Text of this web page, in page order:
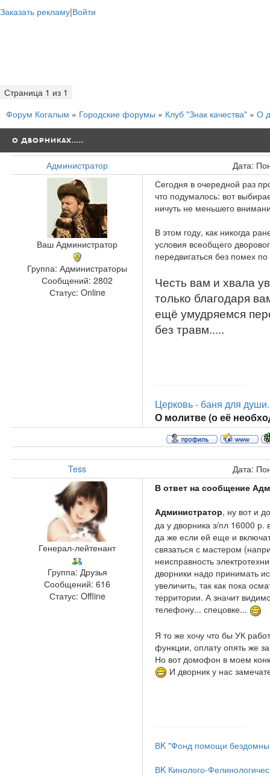
Заказать рекламу|Войти
Страница 1 из 1
Форум Когалым » Городские форумы » Клуб "Знак качества" » О
О ДВОРНИКАХ.....
Администратор Дата:
Ваш Администратор
Группа: Администраторы
Сообщений: 2802
Статус: Online
Сегодня в очередной раз
что подумалось: вот
ничуть не меньшего
В этом году, как никогда
условия всеобщего
передвигаться без помех
Честь вам и хвала
только благодаря
ещё умудряемся
без травм.....
Церковь - баня для
О молитве (о её
Tess Дата:
Генерал-лейтенант
Группа: Друзья
Сообщений: 616
Статус: Offline
В ответ на сообщение
Администратор, ну вот и
да у дворника з/пл 16000
да же если ей еще и
связаться с мастером
неисправность
дворники надо принимать
увеличить, так как пока
территории. А значит
телефону... спецовке...
Я то же хочу что бы УК
функции, оплату опять же
Но вот домофон в моем
И дворник у нас
ВK "Фонд помощи
ВK Кинолого-